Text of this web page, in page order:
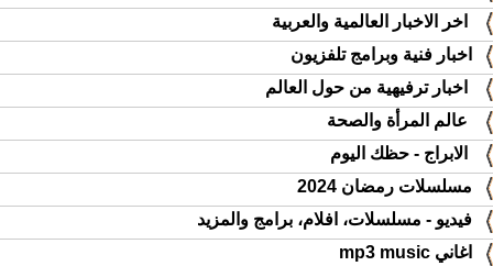
اخر الاخبار العالمية والعربية
اخبار فنية وبرامج تلفزيون
اخبار ترفيهية من حول العالم
عالم المرأة والصحة
الابراج - حظك اليوم
مسلسلات رمضان 2024
فيديو - مسلسلات، افلام، برامج والمزيد
اغاني mp3 music